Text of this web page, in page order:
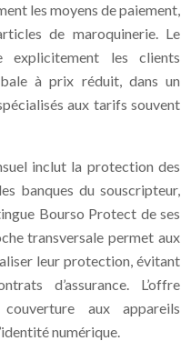
les moyens de paiement,
de maroquinerie. Le
explicitement les clients
à prix réduit, dans un
aux tarifs souvent
inclut la protection des
banques du souscripteur,
Bourso Protect de ses
transversale permet aux
leur protection, évitant
d’assurance. L’offre
aux appareils
numérique.